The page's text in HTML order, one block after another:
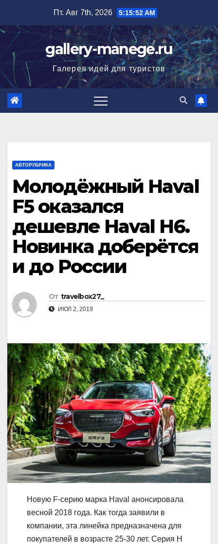
содержимому
Пт. Авг 7th, 2026 5:15:53 AM
gallery-manege.ru
Галерея идей для туристов
АВТОРУБРИКА
Молодёжный Haval
F5 оказался
дешевле Haval H6.
Новинка доберётся
и до России
От travelbox27_
ИЮЛ 2, 2019
Новую F-серию марка Haval анонсировала
весной 2018 года. Как тогда заявили в
компании, эта линейка предназначена для
покупателей в возрасте 25-30 лет. Серия H